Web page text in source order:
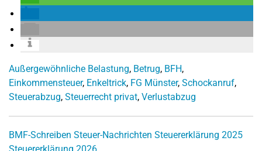
Außergewöhnliche Belastung, Betrug, BFH,
Einkommensteuer, Enkeltrick, FG Münster, Schockanruf,
Steuerabzug, Steuerrecht privat, Verlustabzug
BMF-Schreiben Steuer-Nachrichten Steuererklärung 2025
Steuererklärung 2026